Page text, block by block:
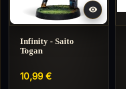

Infinity - Saito
Togan
10,99 €